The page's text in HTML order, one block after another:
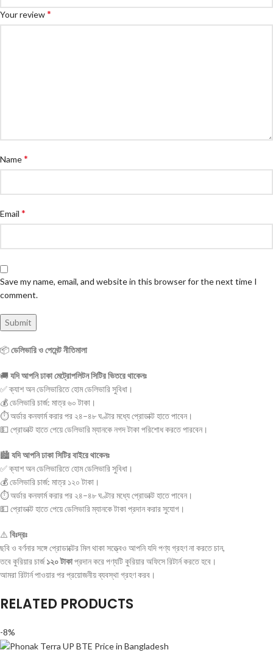
Your review*
Name*
Email *
Save my name, email, and website in this browser for the next time I
comment.
📦ডেলিভারি ও পেমেন্ট নীতিমালা
🚚 যদি আপনি ঢাকা মেট্রোপলিটন সিটির ভিতরে থাকেনঃ
✅ ক্যাশ অন ডেলিভারিতে হোম ডেলিভারি সুবিধা।
💰 ডেলিভারি চার্জ: মাত্র ৬০ টাকা।
⏱ অর্ডার কনফার্ম করার পর ২৪–৪৮ ঘণ্টার মধ্যে প্রোডাক্ট হাতে পাবেন।
💵 প্রোডাক্ট হাতে পেয়ে ডেলিভারি ম্যানকে নগদ টাকা পরিশোধ করতে পারবেন।
🏙 যদি আপনি ঢাকা সিটির বাইরে থাকেনঃ
✅ ক্যাশ অন ডেলিভারিতে হোম ডেলিভারি সুবিধা।
💰 ডেলিভারি চার্জ: মাত্র ১২০ টাকা।
⏱ অর্ডার কনফার্ম করার পর ২৪–৪৮ ঘণ্টার মধ্যে প্রোডাক্ট হাতে পাবেন।
💵 প্রোডাক্ট হাতে পেয়ে ডেলিভারি ম্যানকে টাকা প্রদান করার সুযোগ।
⚠️ বিঃদ্রঃ
ছবি ও বর্ণনার সঙ্গে প্রোডাক্টের মিল থাকা সত্ত্বেও আপনি যদি পণ্য গ্রহণ না করতে চান,
তবে কুরিয়ার চার্জ১২০ টাকাপ্রদান করে পণ্যটি কুরিয়ার অফিসে রিটার্ন করতে হবে।
আমরা রিটার্ন পাওয়ার পর প্রয়োজনীয় ব্যবস্থা গ্রহণ করব।
RELATED PRODUCTS
-8%